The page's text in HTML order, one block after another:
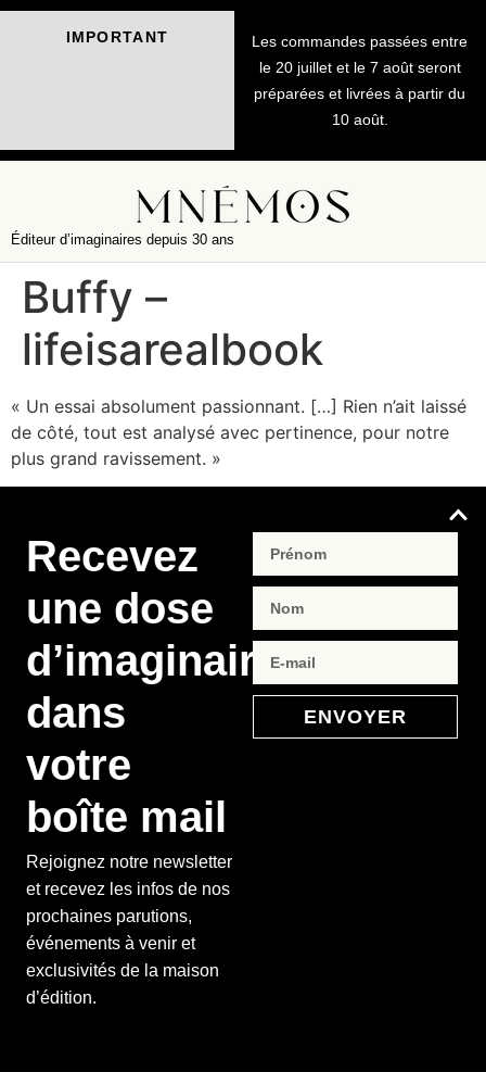
IMPORTANT
Les commandes passées entre
le 20 juillet et le 7 août seront
préparées et livrées à partir du
10 août.
Éditeur d’imaginaires depuis 30 ans
Buffy –
lifeisarealbook
« Un essai absolument passionnant. […] Rien n’ait laissé
de côté, tout est analysé avec pertinence, pour notre
plus grand ravissement. »
Recevez
une dose
d’imaginaire
dans
votre
boîte mail
Rejoignez notre newsletter
et recevez les infos de nos
prochaines parutions,
événements à venir et
exclusivités de la maison
d’édition.
ENVOYER